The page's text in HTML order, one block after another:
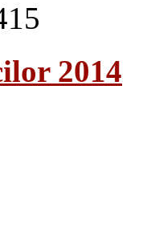
2014